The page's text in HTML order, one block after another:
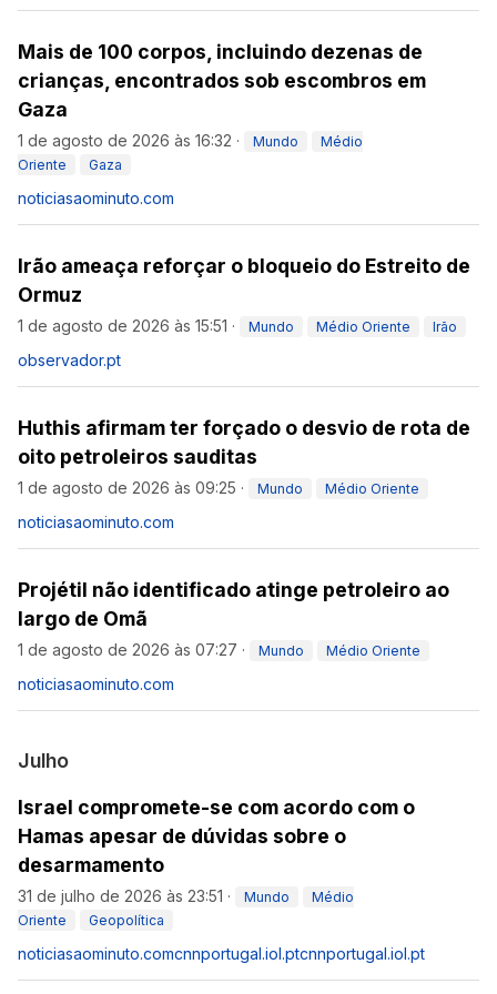
Mais de 100 corpos, incluindo dezenas de
crianças, encontrados sob escombros em
Gaza
1 de agosto de 2026 às 16:32 · Mundo
Médio
Oriente
Gaza
noticiasaominuto.com
Irão ameaça reforçar o bloqueio do Estreito de
Ormuz
1 de agosto de 2026 às 15:51 · Mundo Médio Oriente Irão
observador.pt
Huthis afirmam ter forçado o desvio de rota de
oito petroleiros sauditas
1 de agosto de 2026 às 09:25 · Mundo Médio Oriente
noticiasaominuto.com
Projétil não identificado atinge petroleiro ao
largo de Omã
1 de agosto de 2026 às 07:27 · Mundo Médio Oriente
noticiasaominuto.com
Julho
Israel compromete-se com acordo com o
Hamas apesar de dúvidas sobre o
desarmamento
31 de julho de 2026 às 23:51 · Mundo
Médio
Oriente
Geopolítica
noticiasaominuto.comcnnportugal.iol.ptcnnportugal.iol.pt